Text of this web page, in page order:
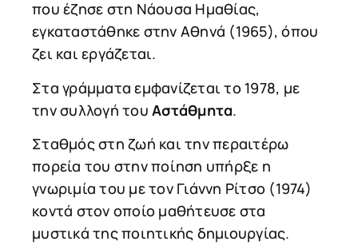
που έζησε στη Νάουσα Ημαθίας,
εγκαταστάθηκε στην Αθηνά (1965), όπου
ζει και εργάζεται.
Στα γράμματα εμφανίζεται το 1978, με
την συλλογή του Αστάθμητα.
Σταθμός στη ζωή και την περαιτέρω
πορεία του στην ποίηση υπήρξε η
γνωριμία του με τον Γιάννη Ρίτσο (1974)
κοντά στον οποίο μαθήτευσε στα
μυστικά της ποιητικής δημιουργίας.